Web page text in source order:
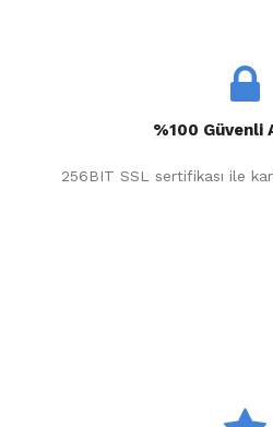
%100 Güvenli
256BIT SSL sertifikası ile